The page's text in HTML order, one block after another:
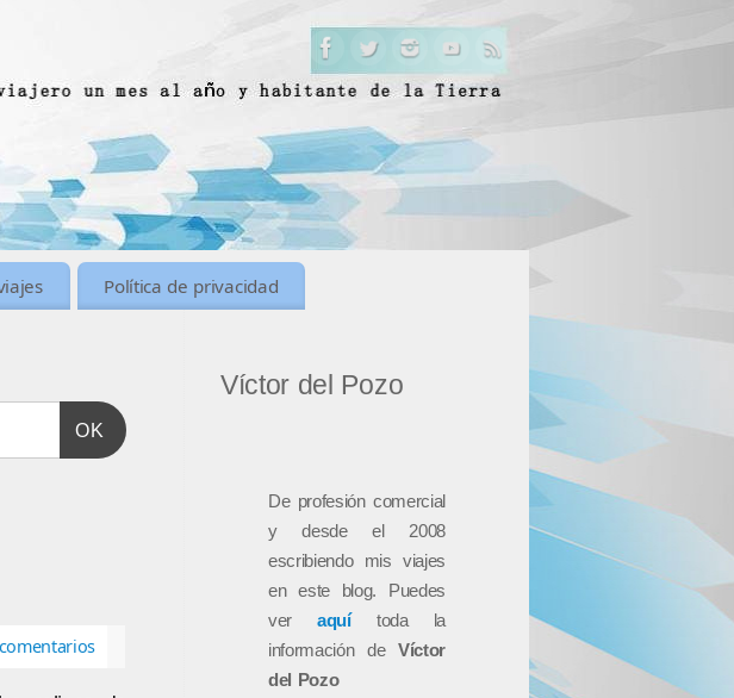
Política de privacidad
OK
Víctor del Pozo
De profesión comercial
y desde el 2008
escribiendo mis viajes
en este blog. Puedes
veraquítoda la
información de Víctor
del Pozo